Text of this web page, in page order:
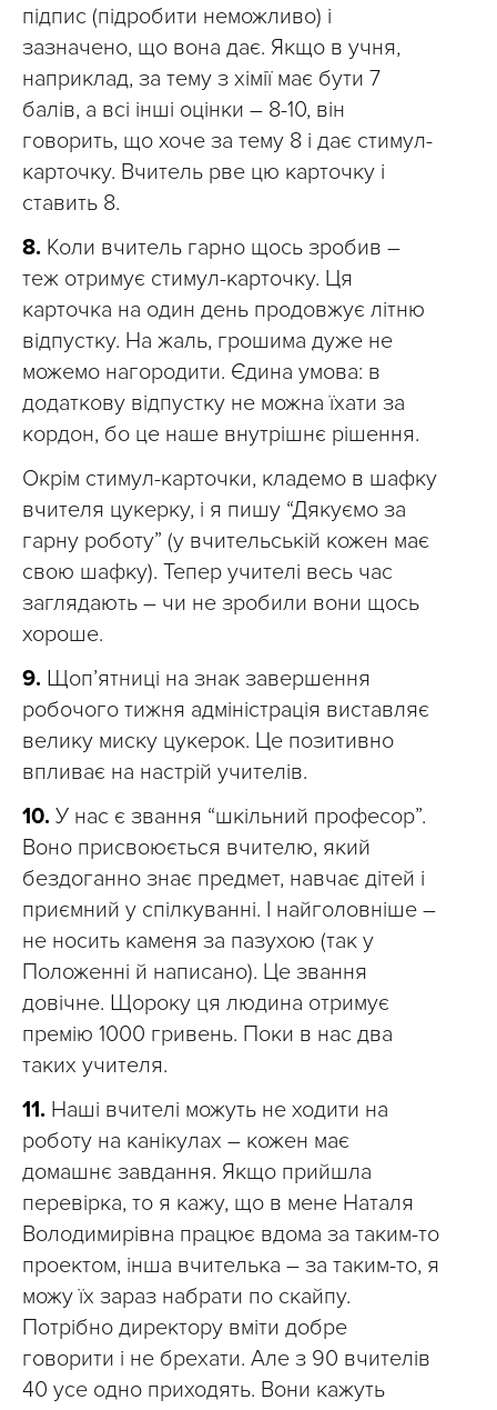
підпис (підробити неможливо) і
зазначено, що вона дає. Якщо в учня,
наприклад, за тему з хімії має бути 7
балів, а всі інші оцінки – 8-10, він
говорить, що хоче за тему 8 і дає стимул-
карточку. Вчитель рве цю карточку і
ставить 8.
8. Коли вчитель гарно щось зробив –
теж отримує стимул-карточку. Ця
карточка на один день продовжує літню
відпустку. На жаль, грошима дуже не
можемо нагородити. Єдина умова: в
додаткову відпустку не можна їхати за
кордон, бо це наше внутрішнє рішення.
Окрім стимул-карточки, кладемо в шафку
вчителя цукерку, і я пишу “Дякуємо за
гарну роботу” (у вчительській кожен має
свою шафку). Тепер учителі весь час
заглядають – чи не зробили вони щось
хороше.
9. Щоп’ятниці на знак завершення
робочого тижня адміністрація виставляє
велику миску цукерок. Це позитивно
впливає на настрій учителів.
10. У нас є звання “шкільний професор”.
Воно присвоюється вчителю, який
бездоганно знає предмет, навчає дітей і
приємний у спілкуванні. І найголовніше –
не носить каменя за пазухою (так у
Положенні й написано). Це звання
довічне. Щороку ця людина отримує
премію 1000 гривень. Поки в нас два
таких учителя.
11. Наші вчителі можуть не ходити на
роботу на канікулах – кожен має
домашнє завдання. Якщо прийшла
перевірка, то я кажу, що в мене Наталя
Володимирівна працює вдома за таким-то
проектом, інша вчителька – за таким-то, я
можу їх зараз набрати по скайпу.
Потрібно директору вміти добре
говорити і не брехати. Але з 90 вчителів
40 усе одно приходять. Вони кажуть